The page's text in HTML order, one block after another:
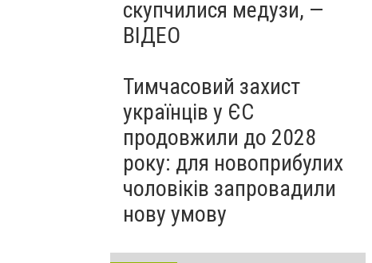
скупчилися медузи, —
ВІДЕО
Тимчасовий захист
українців у ЄС
продовжили до 2028
року: для новоприбулих
чоловіків запровадили
нову умову